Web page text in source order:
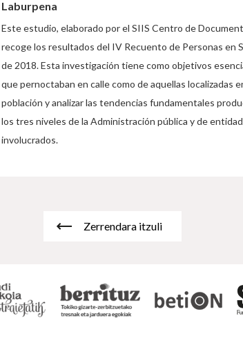
Laburpena
Este estudio, elaborado por el SIIS Centro de
recoge los resultados del IV Recuento de Personas en
de 2018. Esta investigación tiene como objetivos
que pernoctaban en calle como de aquellas localizadas
población y analizar las tendencias fundamentales
los tres niveles de la Administración pública y de
involucrados.
Zerrendara itzuli